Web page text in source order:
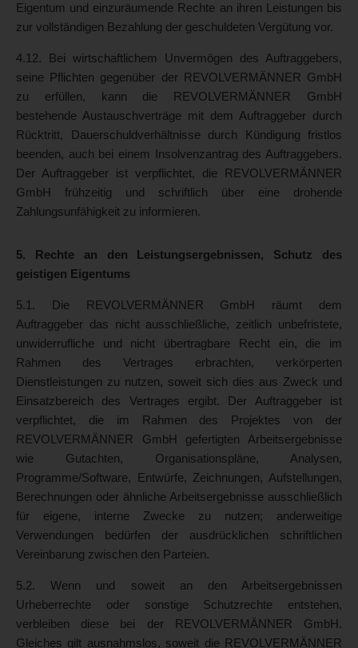
Eigentum und einzuräumende Rechte an ihren Leistungen bis
zur vollständigen Bezahlung der geschuldeten Vergütung vor.
4.12. Bei wirtschaftlichem Unvermögen des Auftraggebers,
seine Pflichten gegenüber der REVOLVERMÄNNER GmbH
zu erfüllen, kann die REVOLVERMÄNNER GmbH
bestehende Austauschverträge mit dem Auftraggeber durch
Rücktritt, Dauerschuldverhältnisse durch Kündigung fristlos
beenden, auch bei einem Insolvenzantrag des Auftraggebers.
Der Auftraggeber ist verpflichtet, die REVOLVERMÄNNER
GmbH frühzeitig und schriftlich über eine drohende
Zahlungsunfähigkeit zu informieren.
5. Rechte an den Leistungsergebnissen, Schutz des
geistigen Eigentums
5.1. Die REVOLVERMÄNNER GmbH räumt dem
Auftraggeber das nicht ausschließliche, zeitlich unbefristete,
unwiderrufliche und nicht übertragbare Recht ein, die im
Rahmen des Vertrages erbrachten, verkörperten
Dienstleistungen zu nutzen, soweit sich dies aus Zweck und
Einsatzbereich des Vertrages ergibt. Der Auftraggeber ist
verpflichtet, die im Rahmen des Projektes von der
REVOLVERMÄNNER GmbH gefertigten Arbeitsergebnisse
wie Gutachten, Organisationspläne, Analysen,
Programme/Software, Entwürfe, Zeichnungen, Aufstellungen,
Berechnungen oder ähnliche Arbeitsergebnisse ausschließlich
für eigene, interne Zwecke zu nutzen; anderweitige
Verwendungen bedürfen der ausdrücklichen schriftlichen
Vereinbarung zwischen den Parteien.
5.2. Wenn und soweit an den Arbeitsergebnissen
Urheberrechte oder sonstige Schutzrechte entstehen,
verbleiben diese bei der REVOLVERMÄNNER GmbH.
Gleiches gilt ausnahmslos, soweit die REVOLVERMÄNNER